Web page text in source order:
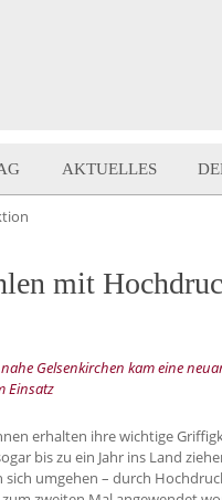
AKTUELLES
mit
Gelsenkirchen kam eine
Einsatz
erhalten ihre wichtige
bis zu ein Jahr ins Land
sich umgehen – durch